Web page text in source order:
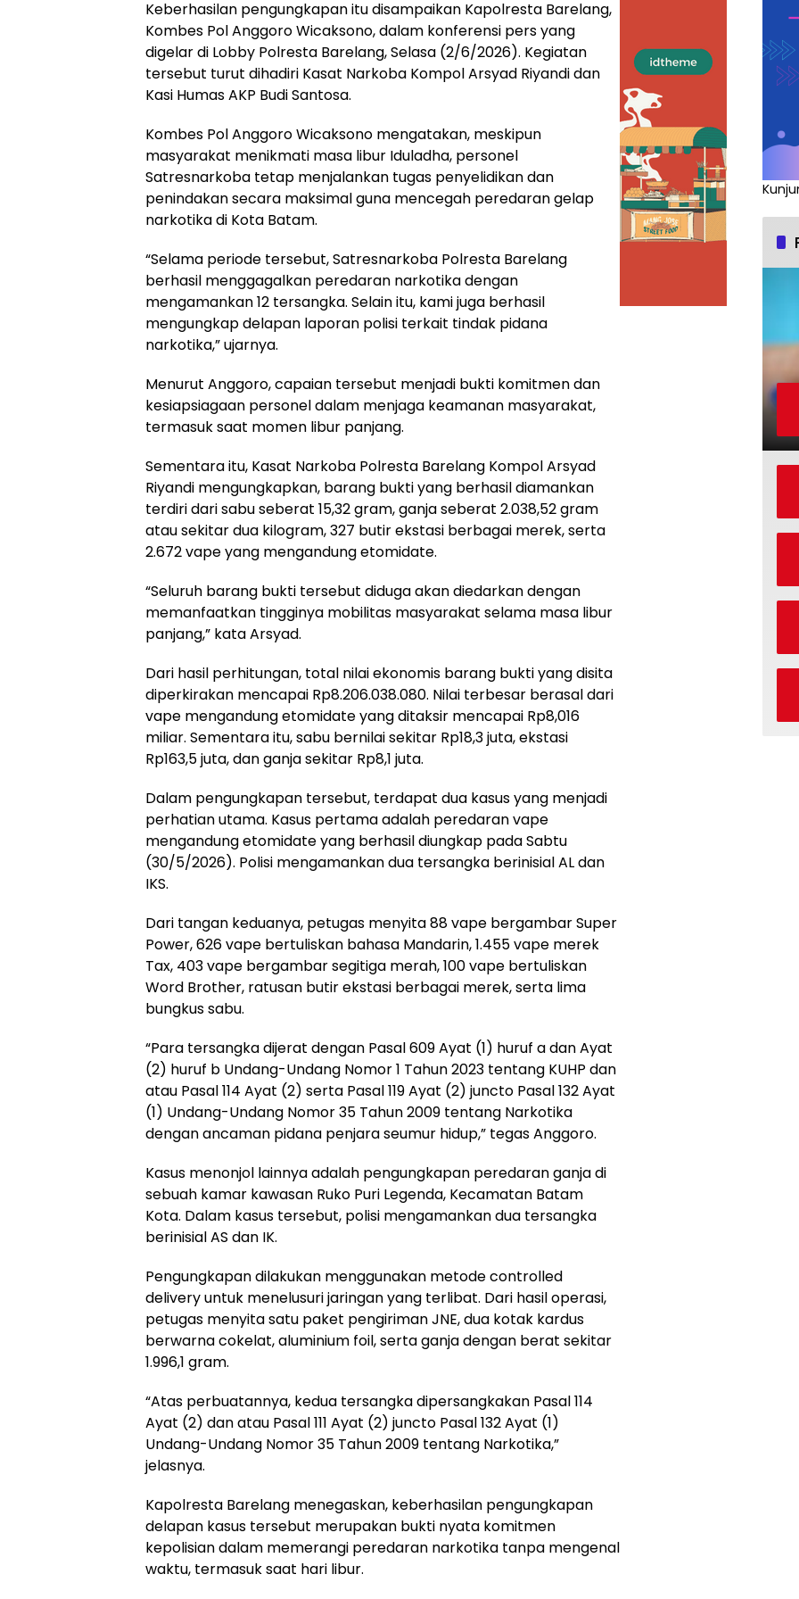
Keberhasilan pengungkapan itu disampaikan Kapolresta Barelang,
Kombes Pol Anggoro Wicaksono, dalam konferensi pers yang
digelar di Lobby Polresta Barelang, Selasa (2/6/2026). Kegiatan
tersebut turut dihadiri Kasat Narkoba Kompol Arsyad Riyandi dan
Kasi Humas AKP Budi Santosa.
Kombes Pol Anggoro Wicaksono mengatakan, meskipun
masyarakat menikmati masa libur Iduladha, personel
Satresnarkoba tetap menjalankan tugas penyelidikan dan
penindakan secara maksimal guna mencegah peredaran gelap
narkotika di Kota Batam.
“Selama periode tersebut, Satresnarkoba Polresta Barelang
berhasil menggagalkan peredaran narkotika dengan
mengamankan 12 tersangka. Selain itu, kami juga berhasil
mengungkap delapan laporan polisi terkait tindak pidana
narkotika,” ujarnya.
Menurut Anggoro, capaian tersebut menjadi bukti komitmen dan
kesiapsiagaan personel dalam menjaga keamanan masyarakat,
termasuk saat momen libur panjang.
Sementara itu, Kasat Narkoba Polresta Barelang Kompol Arsyad
Riyandi mengungkapkan, barang bukti yang berhasil diamankan
terdiri dari sabu seberat 15,32 gram, ganja seberat 2.038,52 gram
atau sekitar dua kilogram, 327 butir ekstasi berbagai merek, serta
2.672 vape yang mengandung etomidate.
“Seluruh barang bukti tersebut diduga akan diedarkan dengan
memanfaatkan tingginya mobilitas masyarakat selama masa libur
panjang,” kata Arsyad.
Dari hasil perhitungan, total nilai ekonomis barang bukti yang disita
diperkirakan mencapai Rp8.206.038.080. Nilai terbesar berasal dari
vape mengandung etomidate yang ditaksir mencapai Rp8,016
miliar. Sementara itu, sabu bernilai sekitar Rp18,3 juta, ekstasi
Rp163,5 juta, dan ganja sekitar Rp8,1 juta.
Dalam pengungkapan tersebut, terdapat dua kasus yang menjadi
perhatian utama. Kasus pertama adalah peredaran vape
mengandung etomidate yang berhasil diungkap pada Sabtu
(30/5/2026). Polisi mengamankan dua tersangka berinisial AL dan
IKS.
Dari tangan keduanya, petugas menyita 88 vape bergambar Super
Power, 626 vape bertuliskan bahasa Mandarin, 1.455 vape merek
Tax, 403 vape bergambar segitiga merah, 100 vape bertuliskan
Word Brother, ratusan butir ekstasi berbagai merek, serta lima
bungkus sabu.
“Para tersangka dijerat dengan Pasal 609 Ayat (1) huruf a dan Ayat
(2) huruf b Undang-Undang Nomor 1 Tahun 2023 tentang KUHP dan
atau Pasal 114 Ayat (2) serta Pasal 119 Ayat (2) juncto Pasal 132 Ayat
(1) Undang-Undang Nomor 35 Tahun 2009 tentang Narkotika
dengan ancaman pidana penjara seumur hidup,” tegas Anggoro.
Kasus menonjol lainnya adalah pengungkapan peredaran ganja di
sebuah kamar kawasan Ruko Puri Legenda, Kecamatan Batam
Kota. Dalam kasus tersebut, polisi mengamankan dua tersangka
berinisial AS dan IK.
Pengungkapan dilakukan menggunakan metode controlled
delivery untuk menelusuri jaringan yang terlibat. Dari hasil operasi,
petugas menyita satu paket pengiriman JNE, dua kotak kardus
berwarna cokelat, aluminium foil, serta ganja dengan berat sekitar
1.996,1 gram.
“Atas perbuatannya, kedua tersangka dipersangkakan Pasal 114
Ayat (2) dan atau Pasal 111 Ayat (2) juncto Pasal 132 Ayat (1)
Undang-Undang Nomor 35 Tahun 2009 tentang Narkotika,”
jelasnya.
Kapolresta Barelang menegaskan, keberhasilan pengungkapan
delapan kasus tersebut merupakan bukti nyata komitmen
kepolisian dalam memerangi peredaran narkotika tanpa mengenal
waktu, termasuk saat hari libur.